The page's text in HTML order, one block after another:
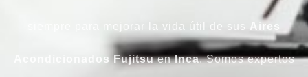
siempre para mejorar la vida útil de sus Aires
Acondicionados FujitsuenInca. Somos expertos